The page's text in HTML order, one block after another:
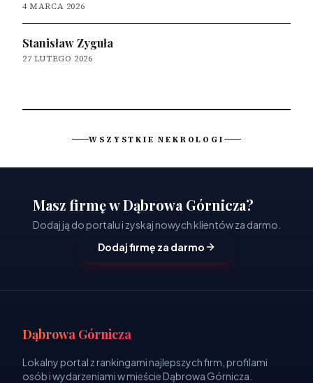
4 MARCA 2026
Stanisław Zyguła
27 LUTEGO 2026
WSZYSTKIE NEKROLOGI
Masz firmę w Dąbrowa Górnicza?
Dodaj ją do portalu i zyskaj nowych klientów za darmo.
Dodaj firmę za darmo
Dąbrowa Górnicza
Lokalny portal z rankingami najlepszych firm, profilami
osób i wydarzeniami w mieście Dąbrowa Górnicza.